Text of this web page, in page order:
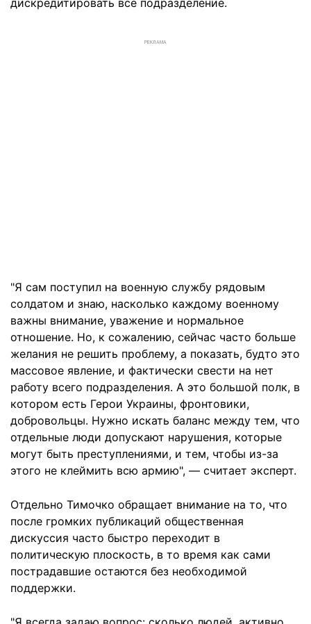
дискредитировать все подразделение.
РЕКЛАМА
"Я сам поступил на военную службу рядовым
солдатом и знаю, насколько каждому военному
важны внимание, уважение и нормальное
отношение. Но, к сожалению, сейчас часто больше
желания не решить проблему, а показать, будто это
массовое явление, и фактически свести на нет
работу всего подразделения. А это большой полк, в
котором есть Герои Украины, фронтовики,
добровольцы. Нужно искать баланс между тем, что
отдельные люди допускают нарушения, которые
могут быть преступлениями, и тем, чтобы из-за
этого не клеймить всю армию", — считает эксперт.
Отдельно Тимочко обращает внимание на то, что
после громких публикаций общественная
дискуссия часто быстро переходит в
политическую плоскость, в то время как сами
пострадавшие остаются без необходимой
поддержки.